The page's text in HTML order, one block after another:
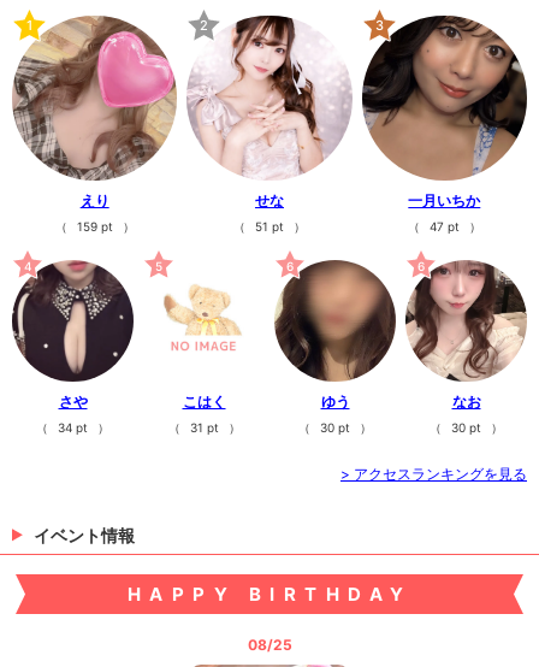
こんばんは〜🌻なおです&...
21時間前
> 日記一覧を見る
1
えり
（ 159 pt ）
2
せな
（ 51 pt ）
3
一月いちか
（ 47 pt ）
4
さや
（ 34 pt ）
5
こはく
（ 31 pt ）
6
ゆう
（ 30 pt ）
6
なお
（ 30 pt ）
> アクセスランキングを見る
イベント情報
HAPPY BIRTHDAY
08/25